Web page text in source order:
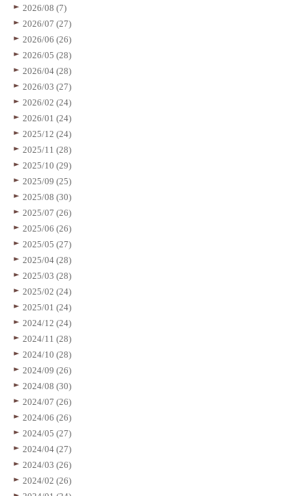
2026/08 (7)
2026/07 (27)
2026/06 (26)
2026/05 (28)
2026/04 (28)
2026/03 (27)
2026/02 (24)
2026/01 (24)
2025/12 (24)
2025/11 (28)
2025/10 (29)
2025/09 (25)
2025/08 (30)
2025/07 (26)
2025/06 (26)
2025/05 (27)
2025/04 (28)
2025/03 (28)
2025/02 (24)
2025/01 (24)
2024/12 (24)
2024/11 (28)
2024/10 (28)
2024/09 (26)
2024/08 (30)
2024/07 (26)
2024/06 (26)
2024/05 (27)
2024/04 (27)
2024/03 (26)
2024/02 (26)